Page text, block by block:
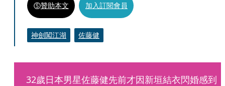
贊助本文 加入訂閱會員
神劍闖江湖 佐藤健
32歲日本男星佐藤健先前才因新垣結衣閃婚感到